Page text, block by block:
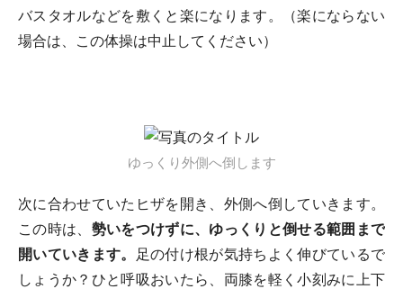
バスタオルなどを敷くと楽になります。（楽にならない
場合は、この体操は中止してください）
ゆっくり外側へ倒します
次に合わせていたヒザを開き、外側へ倒していきます。
この時は、 勢いをつけずに、ゆっくりと倒せる範囲まで
開いていきます。 足の付け根が気持ちよく伸びているで
しょうか？ひと呼吸おいたら、両膝を軽く小刻みに上下